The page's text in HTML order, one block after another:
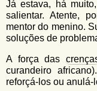
l
á
r
i
n
o
G
o
f
i
n
Já estava, há
salientar. Atente,
mentor do menino.
soluções de
A força das
curandeiro
reforçá-los ou anulá-